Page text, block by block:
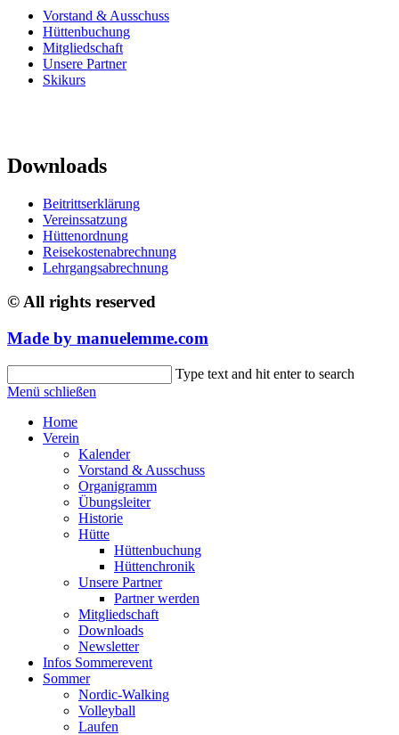
Vorstand & Ausschuss
Hüttenbuchung
Mitgliedschaft
Unsere Partner
Skikurs
Downloads
Beitrittserklärung
Vereinssatzung
Hüttenordnung
Reisekostenabrechnung
Lehrgangsabrechnung
© All rights reserved
Made by manuelemme.com
nach:
Type text and hit enter to search
Menü schließen
Home
Verein
Kalender
Vorstand & Ausschuss
Organigramm
Übungsleiter
Historie
Hütte
Hüttenbuchung
Hüttenchronik
Unsere Partner
Partner werden
Mitgliedschaft
Downloads
Newsletter
Infos Sommerevent
Sommer
Nordic-Walking
Volleyball
Laufen